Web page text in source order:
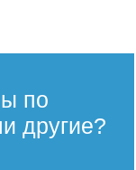
по
другие?